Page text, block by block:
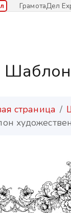
ГрамотаДел
Шаблон
страница